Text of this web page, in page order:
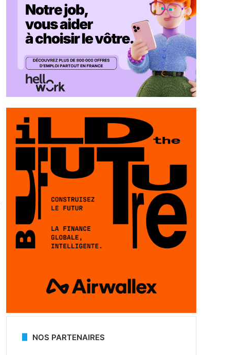
NOS PARTENAIRES